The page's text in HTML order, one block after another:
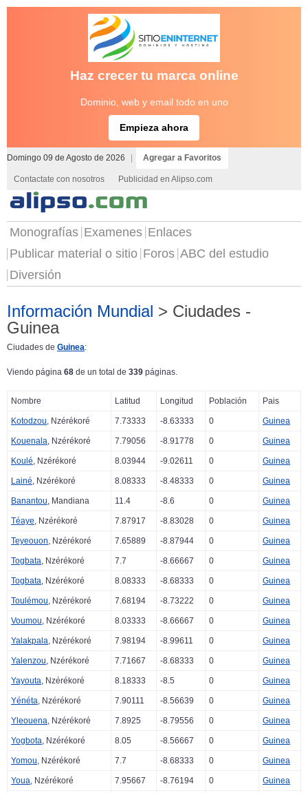
Haz crecer tu marca online
Dominio, web y email todo en uno
Empieza ahora
Domingo 09 de Agosto de 2026 Agregar a Favoritos
Contactate con nosotros Publicidad en Alipso.com
Monografías Examenes Enlaces
Publicar material o sitio Foros ABC del estudio
Diversión
Información Mundial > Ciudades -
Guinea
Ciudades de Guinea:
Viendo página 68 de un total de 339 páginas.
Nombre Latitud Longitud Población Pais
Kotodzou, Nzérékoré 7.73333 -8.63333 0 Guinea
Kouenala, Nzérékoré 7.79056 -8.91778 0 Guinea
Koulé, Nzérékoré 8.03944 -9.02611 0 Guinea
Lainé, Nzérékoré 8.08333 -8.48333 0 Guinea
Banantou, Mandiana 11.4 -8.6 0 Guinea
Téaye, Nzérékoré 7.87917 -8.83028 0 Guinea
Teyeouon, Nzérékoré 7.65889 -8.87944 0 Guinea
Togbata, Nzérékoré 7.7 -8.66667 0 Guinea
Togbata, Nzérékoré 8.08333 -8.68333 0 Guinea
Toulémou, Nzérékoré 7.68194 -8.73222 0 Guinea
Voumou, Nzérékoré 8.03333 -8.66667 0 Guinea
Yalakpala, Nzérékoré 7.98194 -8.99611 0 Guinea
Yalenzou, Nzérékoré 7.71667 -8.68333 0 Guinea
Yayouta, Nzérékoré 8.18333 -8.5 0 Guinea
Yénéta, Nzérékoré 7.90111 -8.56639 0 Guinea
Yleouena, Nzérékoré 7.8925 -8.79556 0 Guinea
Yogbota, Nzérékoré 8.05 -8.56667 0 Guinea
Yomou, Nzérékoré 7.7 -8.68333 0 Guinea
Youa, Nzérékoré 7.95667 -8.76194 0 Guinea